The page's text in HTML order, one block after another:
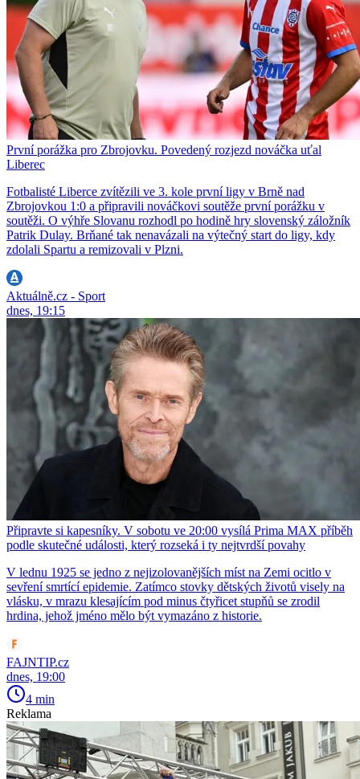
První porážka pro Zbrojovku. Povedený rozjezd nováčka uťal
Liberec
Fotbalisté Liberce zvítězili ve 3. kole první ligy v Brně nad
Zbrojovkou 1:0 a připravili nováčkovi soutěže první porážku v
soutěži. O výhře Slovanu rozhodl po hodině hry slovenský záložník
Patrik Dulay. Brňané tak nenavázali na výtečný start do ligy, kdy
zdolali Spartu a remizovali v Plzni.
Aktuálně.cz - Sport
dnes, 19:15
Připravte si kapesníky. V sobotu ve 20:00 vysílá Prima MAX příběh
podle skutečné události, který rozseká i ty nejtvrdší povahy
V lednu 1925 se jedno z nejizolovanějších míst na Zemi ocitlo v
sevření smrtící epidemie. Zatímco stovky dětských životů visely na
vlásku, v mrazu klesajícím pod minus čtyřicet stupňů se zrodil
hrdina, jehož jméno mělo být vymazáno z historie.
FAJNTIP.cz
dnes, 19:00
4 min
Reklama